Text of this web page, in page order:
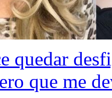
quedar
que me